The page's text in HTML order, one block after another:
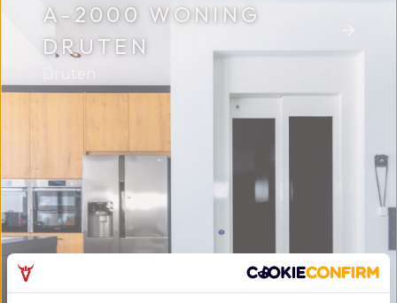
A-2000 WONING
DRUTEN